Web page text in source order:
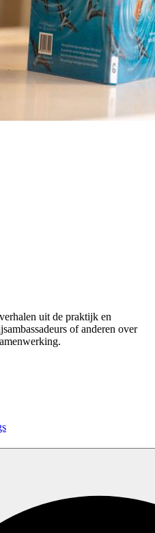
uit de praktijk en
of anderen over